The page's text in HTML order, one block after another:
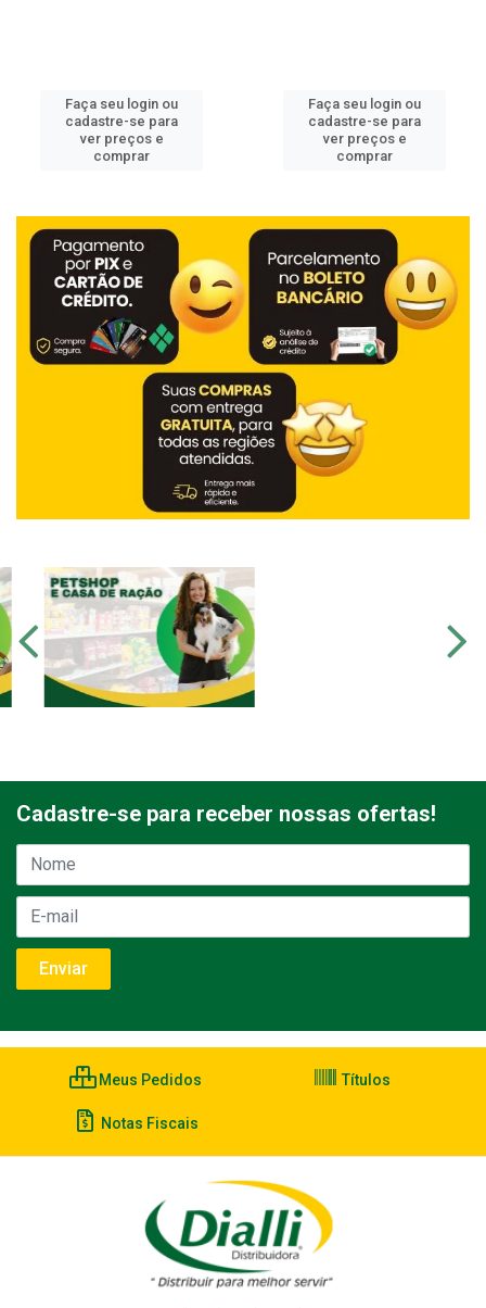
Faça seu login ou
cadastre-se para
ver preços e
comprar
Faça seu login ou
cadastre-se para
ver preços e
comprar
Cadastre-se para receber nossas ofertas!
Meus Pedidos Títulos
Notas Fiscais